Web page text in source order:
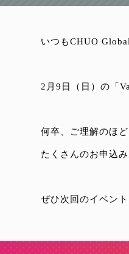
いつもCHUO
2月9日（日）の「
何卒、ご理解のほ
たくさんのお申込
ぜひ次回のイベン